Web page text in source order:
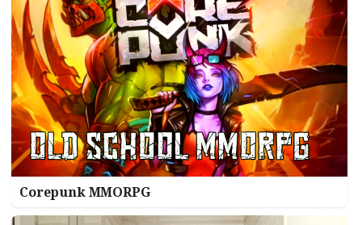
Corepunk MMORPG